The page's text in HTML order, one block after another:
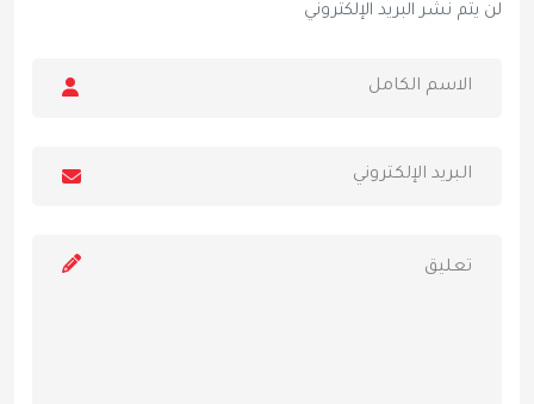
لن يتم نشر البريد الإلكتروني